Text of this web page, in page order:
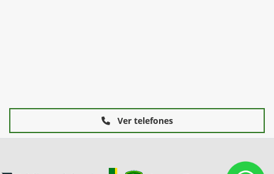
Ver telefones